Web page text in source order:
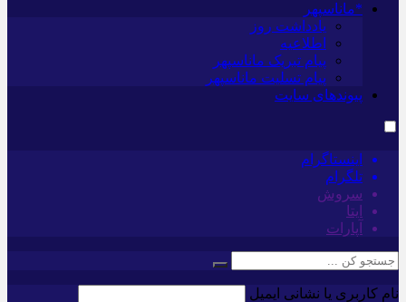
*ماناسپهر
یادداشت روز
اطلاعیه
پیام تبریک ماناسپهر
پیام تسلیت ماناسپهر
پیوندهای سایت
اینستاگرام
تلگرام
سروش
ایتا
آپارات
نام کاربری یا نشانی ایمیل